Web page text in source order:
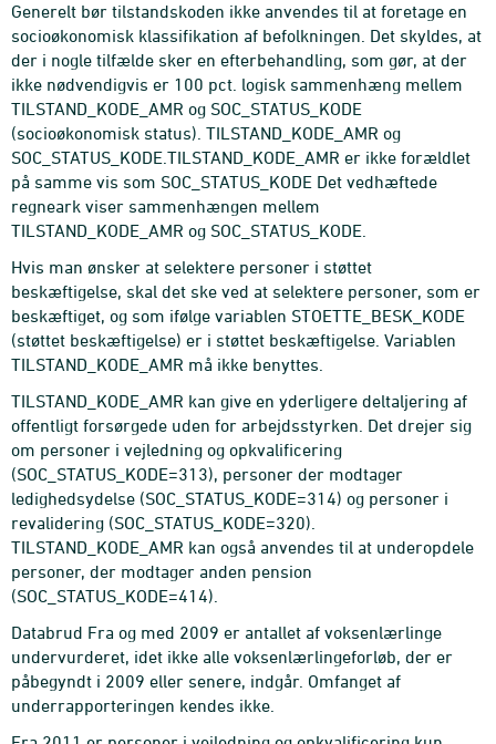
Generelt bør tilstandskoden ikke anvendes til at foretage en
socioøkonomisk klassifikation af befolkningen. Det skyldes, at
der i nogle tilfælde sker en efterbehandling, som gør, at der
ikke nødvendigvis er 100 pct. logisk sammenhæng mellem
TILSTAND_KODE_AMR og SOC_STATUS_KODE
(socioøkonomisk status). TILSTAND_KODE_AMR og
SOC_STATUS_KODE.TILSTAND_KODE_AMR er ikke forældlet
på samme vis som SOC_STATUS_KODE Det vedhæftede
regneark viser sammenhængen mellem
TILSTAND_KODE_AMR og SOC_STATUS_KODE.
Hvis man ønsker at selektere personer i støttet
beskæftigelse, skal det ske ved at selektere personer, som er
beskæftiget, og som ifølge variablen STOETTE_BESK_KODE
(støttet beskæftigelse) er i støttet beskæftigelse. Variablen
TILSTAND_KODE_AMR må ikke benyttes.
TILSTAND_KODE_AMR kan give en yderligere deltaljering af
offentligt forsørgede uden for arbejdsstyrken. Det drejer sig
om personer i vejledning og opkvalificering
(SOC_STATUS_KODE=313), personer der modtager
ledighedsydelse (SOC_STATUS_KODE=314) og personer i
revalidering (SOC_STATUS_KODE=320).
TILSTAND_KODE_AMR kan også anvendes til at underopdele
personer, der modtager anden pension
(SOC_STATUS_KODE=414).
Databrud Fra og med 2009 er antallet af voksenlærlinge
undervurderet, idet ikke alle voksenlærlingeforløb, der er
påbegyndt i 2009 eller senere, indgår. Omfanget af
underrapporteringen kendes ikke.